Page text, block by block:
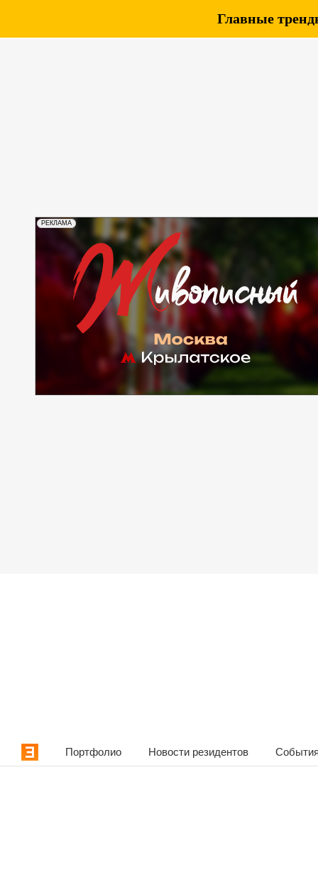
РЕКЛАМА
Главные
Портфолио Новости резидентов